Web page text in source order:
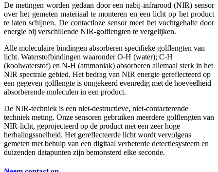
De metingen worden gedaan door een nabij-infrarood (NIR) sensor
over het gemeten materiaal te monteren en een licht op het product
te laten schijnen. De contactloze sensor meet het vochtgehalte door
energie bij verschillende NIR-golflengten te vergelijken.
Alle moleculaire bindingen absorberen specifieke golflengten van
licht. Waterstofbindingen waaronder O-H (water); C-H
(koolwaterstof) en N-H (ammoniak) absorberen allemaal sterk in het
NIR spectrale gebied. Het bedrag van NIR energie gereflecteerd op
een gegeven golflengte is omgekeerd evenredig met de hoeveelheid
absorberende moleculen in een product.
De NIR-techniek is een niet-destructieve, niet-contacterende
techniek meting. Onze sensoren gebruiken meerdere golflengten van
NIR-licht, geprojecteerd op de product met een zeer hoge
herhalingssnelheid. Het gereflecteerde licht wordt vervolgens
gemeten met behulp van een digitaal verbeterde detectiesysteem en
duizenden datapunten zijn bemonsterd elke seconde.